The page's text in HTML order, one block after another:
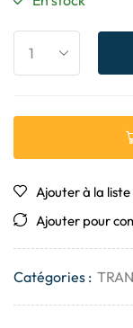
Ajouter à la
Ajouter pour
Catégories :